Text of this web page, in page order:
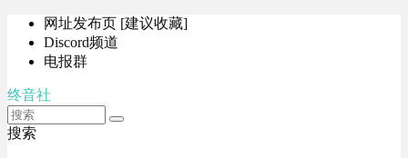
网址发布页 [建议收藏]
Discord频道
电报群
终音社
搜索